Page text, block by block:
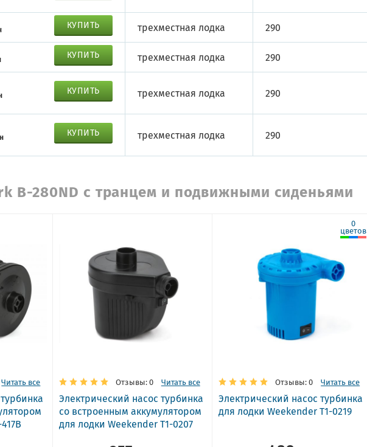
КУПИТЬ трехместная лодка 290
КУПИТЬ трехместная лодка 290
КУПИТЬ трехместная лодка 290
КУПИТЬ трехместная лодка 290
B-280ND с транцем и подвижными сиденьями
Читать все Отзывы: 0 Читать все
Электрический насос турбинка
со встроенным аккумулятором
для лодки Weekender T1-0207
0
цветов
Отзывы: 0 Читать все
Электрический насос турбинка
для лодки Weekender T1-0219